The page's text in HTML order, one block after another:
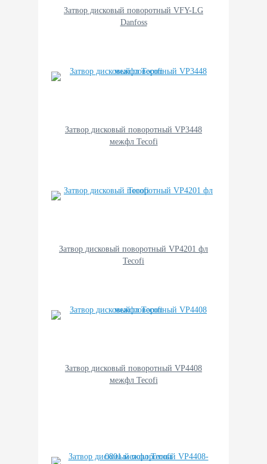
Затвор дисковый поворотный VFY-LG
Danfoss
Затвор дисковый поворотный VP3448
межфл Tecofi
Затвор дисковый поворотный VP4201 фл
Tecofi
Затвор дисковый поворотный VP4408
межфл Tecofi